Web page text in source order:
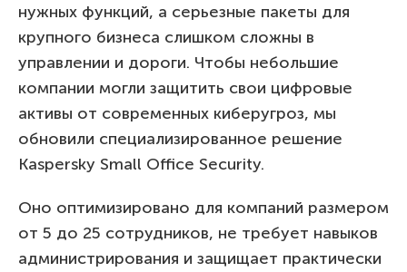
нужных функций, а серьезные пакеты для
крупного бизнеса слишком сложны в
управлении и дороги. Чтобы небольшие
компании могли защитить свои цифровые
активы от современных киберугроз, мы
обновили специализированное решение
Kaspersky Small Office Security.
Оно оптимизировано для компаний размером
от 5 до 25 сотрудников, не требует навыков
администрирования и защищает практически